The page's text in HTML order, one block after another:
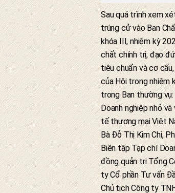
Sau quá trình xem
trúng cử vào Ban
khóa III, nhiệm kỳ
chất chính trị, đạo
tiêu chuẩn và cơ
của Hội trong nhiệm
trong Ban thường vụ:
Doanh nghiệp nhỏ
tế thương mại Việt
Bà Đỗ Thị Kim Chi,
Biên tập Tạp chí
đồng quản trị Tổng
ty Cổ phần Tư vấn
Chủ tịch Công ty